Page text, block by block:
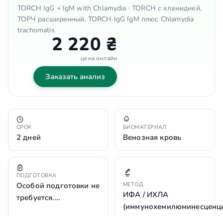
TORCH IgG + IgM with Chlamydia · TORCH с хламидией,
ТОРЧ расширенный, TORCH IgG IgM плюс Chlamydia
trachomatis
2 220 ₴
цена онлайн
Заказать анализ
СРОК
2 дней
БИОМАТЕРИАЛ
Венозная кровь
ПОДГОТОВКА
Особой подготовки не
требуется.…
МЕТОД
ИФА / ИХЛА